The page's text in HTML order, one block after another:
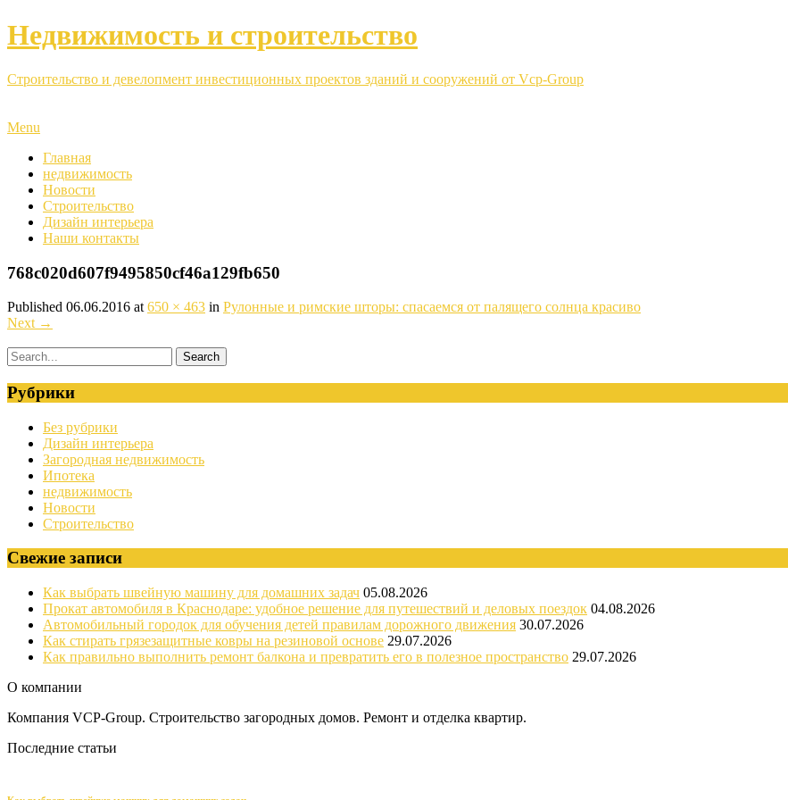
Недвижимость и строительство
Строительство и девелопмент инвестиционных проектов зданий и сооружений от Vcp-Group
Menu
Главная
недвижимость
Новости
Строительство
Дизайн интерьера
Наши контакты
768c020d607f9495850cf46a129fb650
Published 06.06.2016 at 650 × 463 in Рулонные и римские шторы: спасаемся от палящего солнца красиво
Next →
Рубрики
Без рубрики
Дизайн интерьера
Загородная недвижимость
Ипотека
недвижимость
Новости
Строительство
Свежие записи
Как выбрать швейную машину для домашних задач 05.08.2026
Прокат автомобиля в Краснодаре: удобное решение для путешествий и деловых поездок 04.08.2026
Автомобильный городок для обучения детей правилам дорожного движения 30.07.2026
Как стирать грязезащитные ковры на резиновой основе 29.07.2026
Как правильно выполнить ремонт балкона и превратить его в полезное пространство 29.07.2026
О компании
Компания VCP-Group. Строительство загородных домов. Ремонт и отделка квартир.
Последние статьи